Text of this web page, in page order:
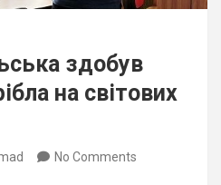
здобув
на світових
No Comments